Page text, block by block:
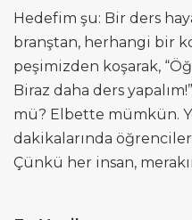
Hedefim şu: Bir ders
branştan, herhangi bir
peşimizden koşarak,
Biraz daha ders
mü? Elbette mümkün.
dakikalarında
Çünkü her insan,